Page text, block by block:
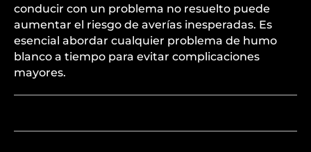
conducir con un problema no resuelto puede
aumentar el riesgo de averías inesperadas. Es
esencial abordar cualquier problema de humo
blanco a tiempo para evitar complicaciones
mayores.